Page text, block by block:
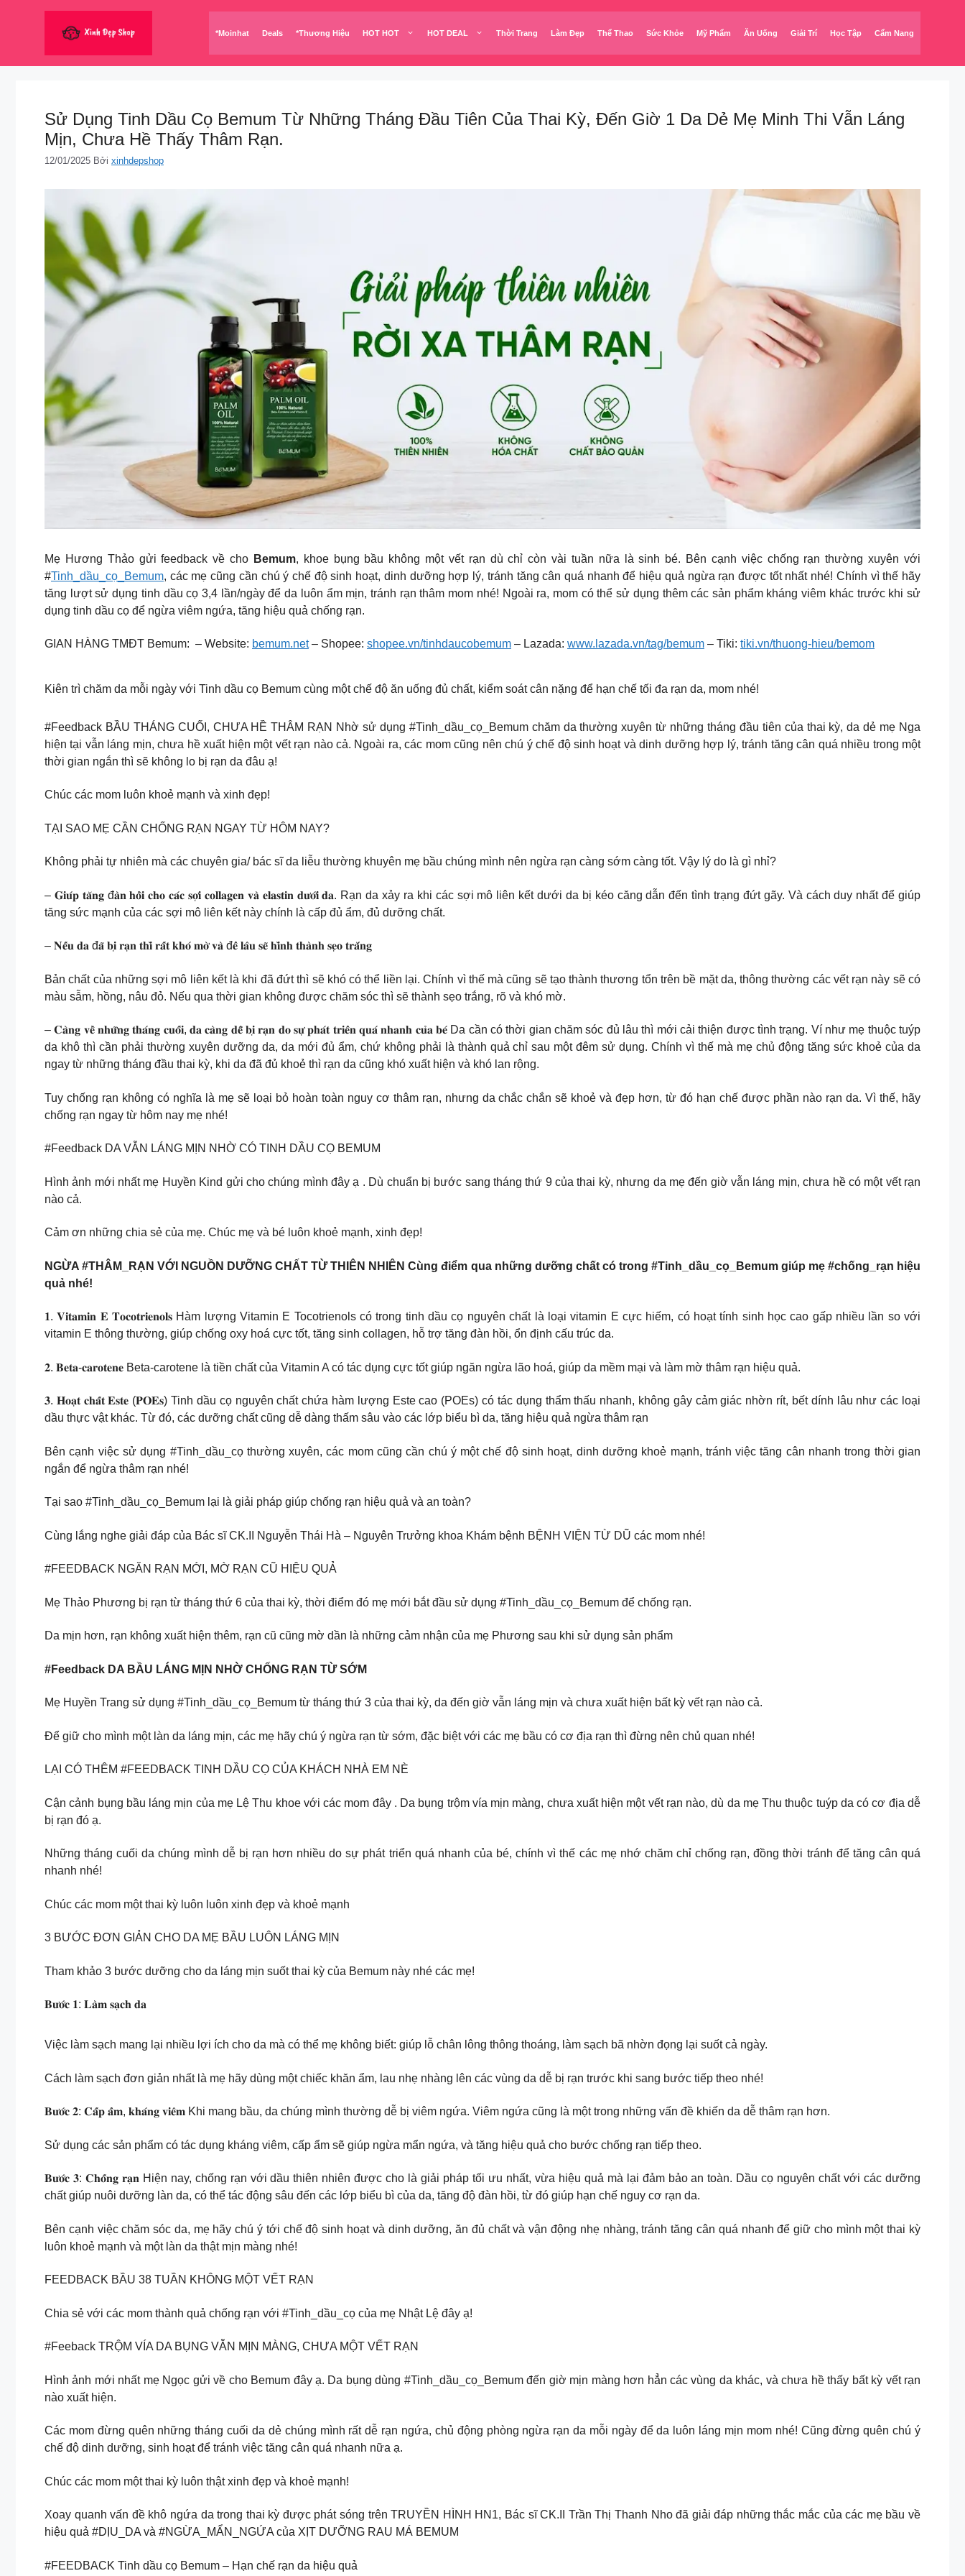
*Moinhat Deals *Thương Hiệu HOT HOT HOT DEAL Thời Trang Làm Đẹp Thể Thao Sức Khỏe Mỹ Phẩm Ăn Uống Giải Trí Học Tập Cẩm Nang
Sử Dụng Tinh Dầu Cọ Bemum Từ Những Tháng Đầu Tiên Của Thai Kỳ, Đến Giờ 1 Da Dẻ Mẹ Minh Thi Vẫn Láng
Mịn, Chưa Hề Thấy Thâm Rạn.
12/01/2025 Bởi xinhdepshop
Mẹ Hương Thảo gửi feedback về cho Bemum, khoe bụng bầu không một vết rạn dù chỉ còn vài tuần nữa là sinh bé. Bên cạnh việc chống rạn thường xuyên với
#Tinh_dầu_cọ_Bemum, các mẹ cũng cần chú ý chế độ sinh hoạt, dinh dưỡng hợp lý, tránh tăng cân quá nhanh để hiệu quả ngừa rạn được tốt nhất nhé! Chính vì thế hãy
tăng lượt sử dụng tinh dầu cọ 3,4 lần/ngày để da luôn ẩm mịn, tránh rạn thâm mom nhé! Ngoài ra, mom có thể sử dụng thêm các sản phẩm kháng viêm khác trước khi sử
dụng tinh dầu cọ để ngừa viêm ngứa, tăng hiệu quả chống rạn.
GIAN HÀNG TMĐT Bemum: – Website: bemum.net– Shopee: shopee.vn/tinhdaucobemum – Lazada: www.lazada.vn/tag/bemum – Tiki: tiki.vn/thuong-hieu/bemom
Kiên trì chăm da mỗi ngày với Tinh dầu cọ Bemum cùng một chế độ ăn uống đủ chất, kiểm soát cân nặng để hạn chế tối đa rạn da, mom nhé!
#Feedback BẦU THÁNG CUỐI, CHƯA HỀ THÂM RẠN Nhờ sử dụng #Tinh_dầu_cọ_Bemum chăm da thường xuyên từ những tháng đầu tiên của thai kỳ, da dẻ mẹ Nga
hiện tại vẫn láng mịn, chưa hề xuất hiện một vết rạn nào cả. Ngoài ra, các mom cũng nên chú ý chế độ sinh hoạt và dinh dưỡng hợp lý, tránh tăng cân quá nhiều trong một
thời gian ngắn thì sẽ không lo bị rạn da đâu ạ!
Chúc các mom luôn khoẻ mạnh và xinh đẹp!
TẠI SAO MẸ CẦN CHỐNG RẠN NGAY TỪ HÔM NAY?
Không phải tự nhiên mà các chuyên gia/ bác sĩ da liễu thường khuyên mẹ bầu chúng mình nên ngừa rạn càng sớm càng tốt. Vậy lý do là gì nhỉ?
– 𝐆𝐢𝐮́𝐩 𝐭𝐚̆𝐧𝐠 đ𝐚̀𝐧 𝐡𝐨̂̀𝐢 𝐜𝐡𝐨 𝐜𝐚́𝐜 𝐬𝐨̛̣𝐢 𝐜𝐨𝐥𝐥𝐚𝐠𝐞𝐧 𝐯𝐚̀ 𝐞𝐥𝐚𝐬𝐭𝐢𝐧 𝐝𝐮̛𝐨̛́𝐢 𝐝𝐚. Rạn da xảy ra khi các sợi mô liên kết dưới da bị kéo căng dẫn đến tình trạng đứt gãy. Và cách duy nhất để giúp
tăng sức mạnh của các sợi mô liên kết này chính là cấp đủ ẩm, đủ dưỡng chất.
– 𝐍𝐞̂́𝐮 𝐝𝐚 đ𝐚̃ 𝐛𝐢̣ 𝐫𝐚̣𝐧 𝐭𝐡𝐢̀ 𝐫𝐚̂́𝐭 𝐤𝐡𝐨́ 𝐦𝐨̛̀ 𝐯𝐚̀ đ𝐞̂̉ 𝐥𝐚̂𝐮 𝐬𝐞̃ 𝐡𝐢̀𝐧𝐡 𝐭𝐡𝐚̀𝐧𝐡 𝐬𝐞̣𝐨 𝐭𝐫𝐚̆́𝐧𝐠
Bản chất của những sợi mô liên kết là khi đã đứt thì sẽ khó có thể liền lại. Chính vì thế mà cũng sẽ tạo thành thương tổn trên bề mặt da, thông thường các vết rạn này sẽ có
màu sẫm, hồng, nâu đỏ. Nếu qua thời gian không được chăm sóc thì sẽ thành sẹo trắng, rõ và khó mờ.
– 𝐂𝐚̀𝐧𝐠 𝐯𝐞̂̀ 𝐧𝐡𝐮̛̃𝐧𝐠 𝐭𝐡𝐚́𝐧𝐠 𝐜𝐮𝐨̂́𝐢, 𝐝𝐚 𝐜𝐚̀𝐧𝐠 𝐝𝐞̂̃ 𝐛𝐢̣ 𝐫𝐚̣𝐧 𝐝𝐨 𝐬𝐮̛̣ 𝐩𝐡𝐚́𝐭 𝐭𝐫𝐢𝐞̂̉𝐧 𝐪𝐮𝐚́ 𝐧𝐡𝐚𝐧𝐡 𝐜𝐮̉𝐚 𝐛𝐞́ Da cần có thời gian chăm sóc đủ lâu thì mới cải thiện được tình trạng. Ví như mẹ thuộc tuýp
da khô thì cần phải thường xuyên dưỡng da, da mới đủ ẩm, chứ không phải là thành quả chỉ sau một đêm sử dụng. Chính vì thế mà mẹ chủ động tăng sức khoẻ của da
ngay từ những tháng đầu thai kỳ, khi da đã đủ khoẻ thì rạn da cũng khó xuất hiện và khó lan rộng.
Tuy chống rạn không có nghĩa là mẹ sẽ loại bỏ hoàn toàn nguy cơ thâm rạn, nhưng da chắc chắn sẽ khoẻ và đẹp hơn, từ đó hạn chế được phần nào rạn da. Vì thế, hãy
chống rạn ngay từ hôm nay mẹ nhé!
#Feedback DA VẪN LÁNG MỊN NHỜ CÓ TINH DẦU CỌ BEMUM
Hình ảnh mới nhất mẹ Huyền Kind gửi cho chúng mình đây ạ . Dù chuẩn bị bước sang tháng thứ 9 của thai kỳ, nhưng da mẹ đến giờ vẫn láng mịn, chưa hề có một vết rạn
nào cả.
Cảm ơn những chia sẻ của mẹ. Chúc mẹ và bé luôn khoẻ mạnh, xinh đẹp!
NGỪA #THÂM_RẠN VỚI NGUỒN DƯỠNG CHẤT TỪ THIÊN NHIÊN Cùng điểm qua những dưỡng chất có trong #Tinh_dầu_cọ_Bemum giúp mẹ #chống_rạn hiệu
quả nhé!
𝟏. 𝐕𝐢𝐭𝐚𝐦𝐢𝐧 𝐄 𝐓𝐨𝐜𝐨𝐭𝐫𝐢𝐞𝐧𝐨𝐥𝐬 Hàm lượng Vitamin E Tocotrienols có trong tinh dầu cọ nguyên chất là loại vitamin E cực hiếm, có hoạt tính sinh học cao gấp nhiều lần so với
vitamin E thông thường, giúp chống oxy hoá cực tốt, tăng sinh collagen, hỗ trợ tăng đàn hồi, ổn định cấu trúc da.
𝟐. 𝐁𝐞𝐭𝐚-𝐜𝐚𝐫𝐨𝐭𝐞𝐧𝐞 Beta-carotene là tiền chất của Vitamin A có tác dụng cực tốt giúp ngăn ngừa lão hoá, giúp da mềm mại và làm mờ thâm rạn hiệu quả.
𝟑. 𝐇𝐨𝐚̣𝐭 𝐜𝐡𝐚̂́𝐭 𝐄𝐬𝐭𝐞 (𝐏𝐎𝐄𝐬) Tinh dầu cọ nguyên chất chứa hàm lượng Este cao (POEs) có tác dụng thẩm thấu nhanh, không gây cảm giác nhờn rít, bết dính lâu như các loại
dầu thực vật khác. Từ đó, các dưỡng chất cũng dễ dàng thấm sâu vào các lớp biểu bì da, tăng hiệu quả ngừa thâm rạn
Bên cạnh việc sử dụng #Tinh_dầu_cọ thường xuyên, các mom cũng cần chú ý một chế độ sinh hoạt, dinh dưỡng khoẻ mạnh, tránh việc tăng cân nhanh trong thời gian
ngắn để ngừa thâm rạn nhé!
Tại sao #Tinh_dầu_cọ_Bemum lại là giải pháp giúp chống rạn hiệu quả và an toàn?
Cùng lắng nghe giải đáp của Bác sĩ CK.II Nguyễn Thái Hà – Nguyên Trưởng khoa Khám bệnh BỆNH VIỆN TỪ DŨ các mom nhé!
#FEEDBACK NGĂN RẠN MỚI, MỜ RẠN CŨ HIỆU QUẢ
Mẹ Thảo Phương bị rạn từ tháng thứ 6 của thai kỳ, thời điểm đó mẹ mới bắt đầu sử dụng #Tinh_dầu_cọ_Bemum để chống rạn.
Da mịn hơn, rạn không xuất hiện thêm, rạn cũ cũng mờ dần là những cảm nhận của mẹ Phương sau khi sử dụng sản phẩm
#Feedback DA BẦU LÁNG MỊN NHỜ CHỐNG RẠN TỪ SỚM
Mẹ Huyền Trang sử dụng #Tinh_dầu_cọ_Bemum từ tháng thứ 3 của thai kỳ, da đến giờ vẫn láng mịn và chưa xuất hiện bất kỳ vết rạn nào cả.
Để giữ cho mình một làn da láng mịn, các mẹ hãy chú ý ngừa rạn từ sớm, đặc biệt với các mẹ bầu có cơ địa rạn thì đừng nên chủ quan nhé!
LẠI CÓ THÊM #FEEDBACK TINH DẦU CỌ CỦA KHÁCH NHÀ EM NÈ
Cận cảnh bụng bầu láng mịn của mẹ Lệ Thu khoe với các mom đây . Da bụng trộm vía mịn màng, chưa xuất hiện một vết rạn nào, dù da mẹ Thu thuộc tuýp da có cơ địa dễ
bị rạn đó ạ.
Những tháng cuối da chúng mình dễ bị rạn hơn nhiều do sự phát triển quá nhanh của bé, chính vì thế các mẹ nhớ chăm chỉ chống rạn, đồng thời tránh để tăng cân quá
nhanh nhé!
Chúc các mom một thai kỳ luôn luôn xinh đẹp và khoẻ mạnh
3 BƯỚC ĐƠN GIẢN CHO DA MẸ BẦU LUÔN LÁNG MỊN
Tham khảo 3 bước dưỡng cho da láng mịn suốt thai kỳ của Bemum này nhé các mẹ!
𝐁𝐮̛𝐨̛́𝐜 𝟏: 𝐋𝐚̀𝐦 𝐬𝐚̣𝐜𝐡 𝐝𝐚
Việc làm sạch mang lại nhiều lợi ích cho da mà có thể mẹ không biết: giúp lỗ chân lông thông thoáng, làm sạch bã nhờn đọng lại suốt cả ngày.
Cách làm sạch đơn giản nhất là mẹ hãy dùng một chiếc khăn ẩm, lau nhẹ nhàng lên các vùng da dễ bị rạn trước khi sang bước tiếp theo nhé!
𝐁𝐮̛𝐨̛́𝐜 𝟐: 𝐂𝐚̂́𝐩 𝐚̂̉𝐦, 𝐤𝐡𝐚́𝐧𝐠 𝐯𝐢𝐞̂𝐦 Khi mang bầu, da chúng mình thường dễ bị viêm ngứa. Viêm ngứa cũng là một trong những vấn đề khiến da dễ thâm rạn hơn.
Sử dụng các sản phẩm có tác dụng kháng viêm, cấp ẩm sẽ giúp ngừa mẩn ngứa, và tăng hiệu quả cho bước chống rạn tiếp theo.
𝐁𝐮̛𝐨̛́𝐜 𝟑: 𝐂𝐡𝐨̂́𝐧𝐠 𝐫𝐚̣𝐧 Hiện nay, chống rạn với dầu thiên nhiên được cho là giải pháp tối ưu nhất, vừa hiệu quả mà lại đảm bảo an toàn. Dầu cọ nguyên chất với các dưỡng
chất giúp nuôi dưỡng làn da, có thể tác động sâu đến các lớp biểu bì của da, tăng độ đàn hồi, từ đó giúp hạn chế nguy cơ rạn da.
Bên cạnh việc chăm sóc da, mẹ hãy chú ý tới chế độ sinh hoạt và dinh dưỡng, ăn đủ chất và vận động nhẹ nhàng, tránh tăng cân quá nhanh để giữ cho mình một thai kỳ
luôn khoẻ mạnh và một làn da thật mịn màng nhé!
FEEDBACK BẦU 38 TUẦN KHÔNG MỘT VẾT RẠN
Chia sẻ với các mom thành quả chống rạn với #Tinh_dầu_cọ của mẹ Nhật Lệ đây ạ!
#Feeback TRỘM VÍA DA BỤNG VẪN MỊN MÀNG, CHƯA MỘT VẾT RẠN
Hình ảnh mới nhất mẹ Ngọc gửi về cho Bemum đây ạ. Da bụng dùng #Tinh_dầu_cọ_Bemum đến giờ mịn màng hơn hẳn các vùng da khác, và chưa hề thấy bất kỳ vết rạn
nào xuất hiện.
Các mom đừng quên những tháng cuối da dẻ chúng mình rất dễ rạn ngứa, chủ động phòng ngừa rạn da mỗi ngày để da luôn láng mịn mom nhé! Cũng đừng quên chú ý
chế độ dinh dưỡng, sinh hoạt để tránh việc tăng cân quá nhanh nữa ạ.
Chúc các mom một thai kỳ luôn thật xinh đẹp và khoẻ mạnh!
Xoay quanh vấn đề khô ngứa da trong thai kỳ được phát sóng trên TRUYỀN HÌNH HN1, Bác sĩ CK.II Trần Thị Thanh Nho đã giải đáp những thắc mắc của các mẹ bầu về
hiệu quả #DỊU_DA và #NGỪA_MẨN_NGỨA của XỊT DƯỠNG RAU MÁ BEMUM
#FEEDBACK Tinh dầu cọ Bemum – Hạn chế rạn da hiệu quả